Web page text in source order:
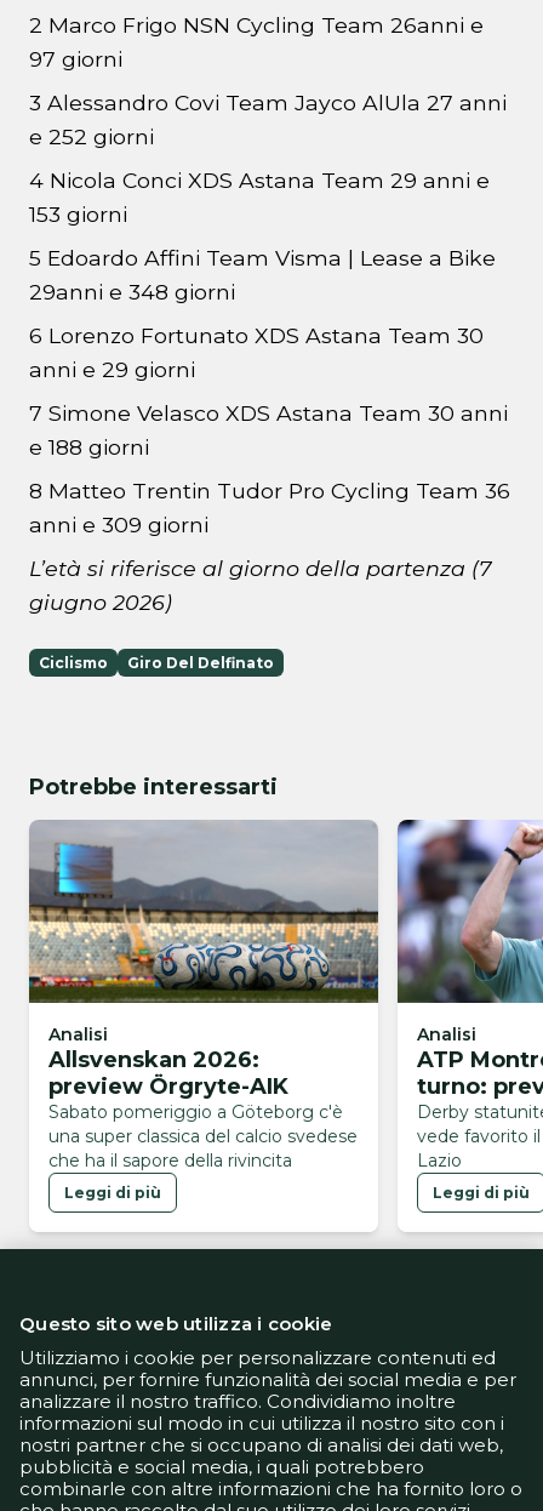
2 Marco Frigo NSN Cycling Team 26anni e
97 giorni
3 Alessandro Covi Team Jayco AlUla 27 anni
e 252 giorni
4 Nicola Conci XDS Astana Team 29 anni e
153 giorni
5 Edoardo Affini Team Visma | Lease a Bike
29anni e 348 giorni
6 Lorenzo Fortunato XDS Astana Team 30
anni e 29 giorni
7 Simone Velasco XDS Astana Team 30 anni
e 188 giorni
8 Matteo Trentin Tudor Pro Cycling Team 36
anni e 309 giorni
L’età si riferisce al giorno della partenza (7
giugno 2026)
Ciclismo Giro Del Delfinato
Potrebbe interessarti
Analisi
Allsvenskan 2026:
preview Örgryte-AIK
Sabato pomeriggio a Göteborg c'è
una super classica del calcio svedese
che ha il sapore della rivincita
Leggi di più
Analisi
ATP
turno:
Derby
vede favorito
Lazio
Leggi di più
Informativa Privacy
Informativa Cookie
Tech App
Gestione preferenze
support@goldbetlive.it
Questo sito web utilizza i cookie
Utilizziamo i cookie per personalizzare contenuti ed
annunci, per fornire funzionalità dei social media e per
analizzare il nostro traffico. Condividiamo inoltre
informazioni sul modo in cui utilizza il nostro sito con i
nostri partner che si occupano di analisi dei dati web,
pubblicità e social media, i quali potrebbero
combinarle con altre informazioni che ha fornito loro o